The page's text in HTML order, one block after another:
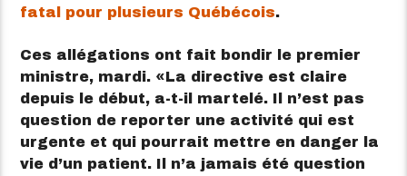
fatal pour plusieurs Québécois.
Ces allégations ont fait bondir le premier
ministre, mardi.
La directive est claire
depuis le début, a-t-il martelé. Il n’est pas
question de reporter une activité qui est
urgente et qui pourrait mettre en danger la
vie d’un patient. Il n’a jamais été question